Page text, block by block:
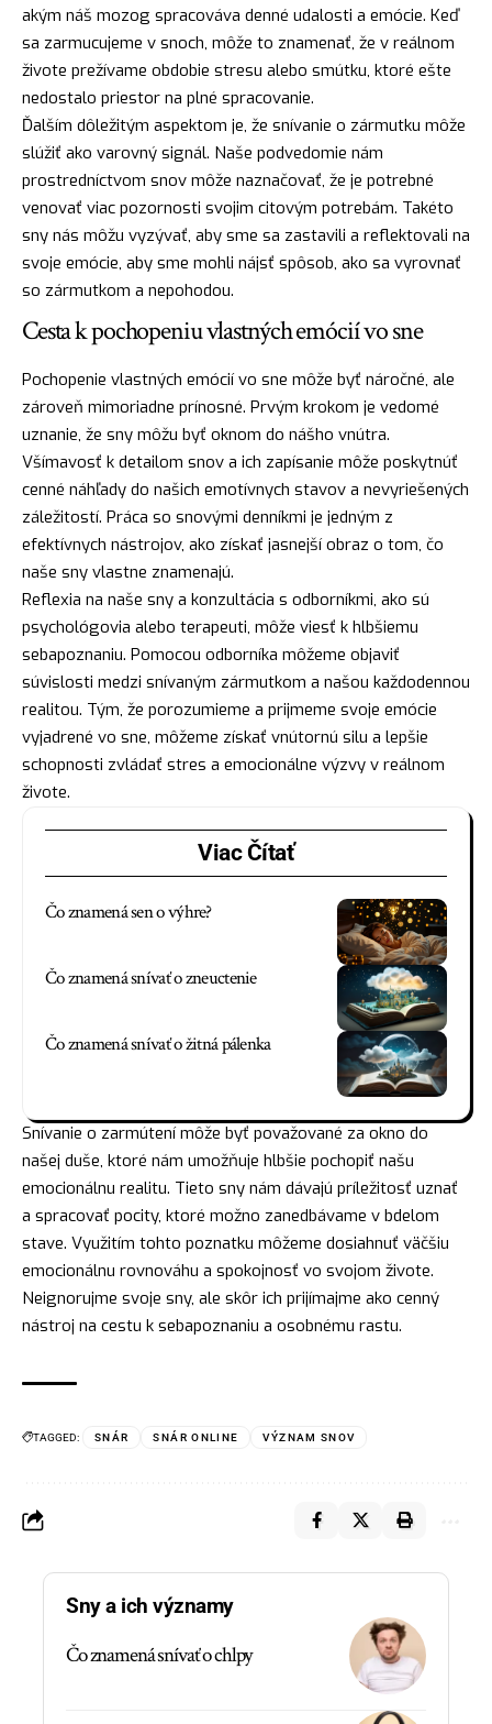
akým náš mozog spracováva denné udalosti a emócie. Keď
sa zarmucujeme v snoch, môže to znamenať, že v reálnom
živote prežívame obdobie stresu alebo smútku, ktoré ešte
nedostalo priestor na plné spracovanie.
Ďalším dôležitým aspektom je, že snívanie o zármutku môže
slúžiť ako varovný signál. Naše podvedomie nám
prostredníctvom snov môže naznačovať, že je potrebné
venovať viac pozornosti svojim citovým potrebám. Takéto
sny nás môžu vyzývať, aby sme sa zastavili a reflektovali na
svoje emócie, aby sme mohli nájsť spôsob, ako sa vyrovnať
so zármutkom a nepohodou.
Cesta k pochopeniu vlastných emócií vo sne
Pochopenie vlastných emócií vo sne môže byť náročné, ale
zároveň mimoriadne prínosné. Prvým krokom je vedomé
uznanie, že sny môžu byť oknom do nášho vnútra.
Všímavosť k detailom snov a ich zapísanie môže poskytnúť
cenné náhľady do našich emotívnych stavov a nevyriešených
záležitostí. Práca so snovými denníkmi je jedným z
efektívnych nástrojov, ako získať jasnejšíobraz o tom, čo
naše sny vlastne znamenajú.
Reflexia na naše sny a konzultácia s odborníkmi, ako sú
psychológovia alebo terapeuti, môže viesť k hlbšiemu
sebapoznaniu. Pomocou odborníka môžeme objaviť
súvislosti medzi snívaným zármutkom a našou každodennou
realitou. Tým, že porozumieme a prijmeme svoje emócie
vyjadrené vo sne, môžeme získať vnútornú silu a lepšie
schopnosti zvládať stres a emocionálne výzvy v reálnom
živote.
Viac Čítať
Čo znamená sen o výhre?
Čo znamená snívať o zneuctenie
Čo znamená snívať o žitná pálenka
Snívanie o zarmútení môže byť považované za okno do
našej duše, ktoré nám umožňuje hlbšie pochopiť našu
emocionálnu realitu. Tieto sny nám dávajú príležitosť uznať
a spracovať pocity, ktoré možno zanedbávame v bdelom
stave. Využitím tohto poznatku môžeme dosiahnuť väčšiu
emocionálnu rovnováhu a spokojnosť vo svojom živote.
Neignorujme svoje sny, ale skôr ich prijímajme ako cenný
nástroj na cestu k sebapoznaniu a osobnému rastu.
TAGGED: SNÁR SNÁR ONLINE VÝZNAM SNOV
Sny a ich významy
Čo znamená snívať o chlpy